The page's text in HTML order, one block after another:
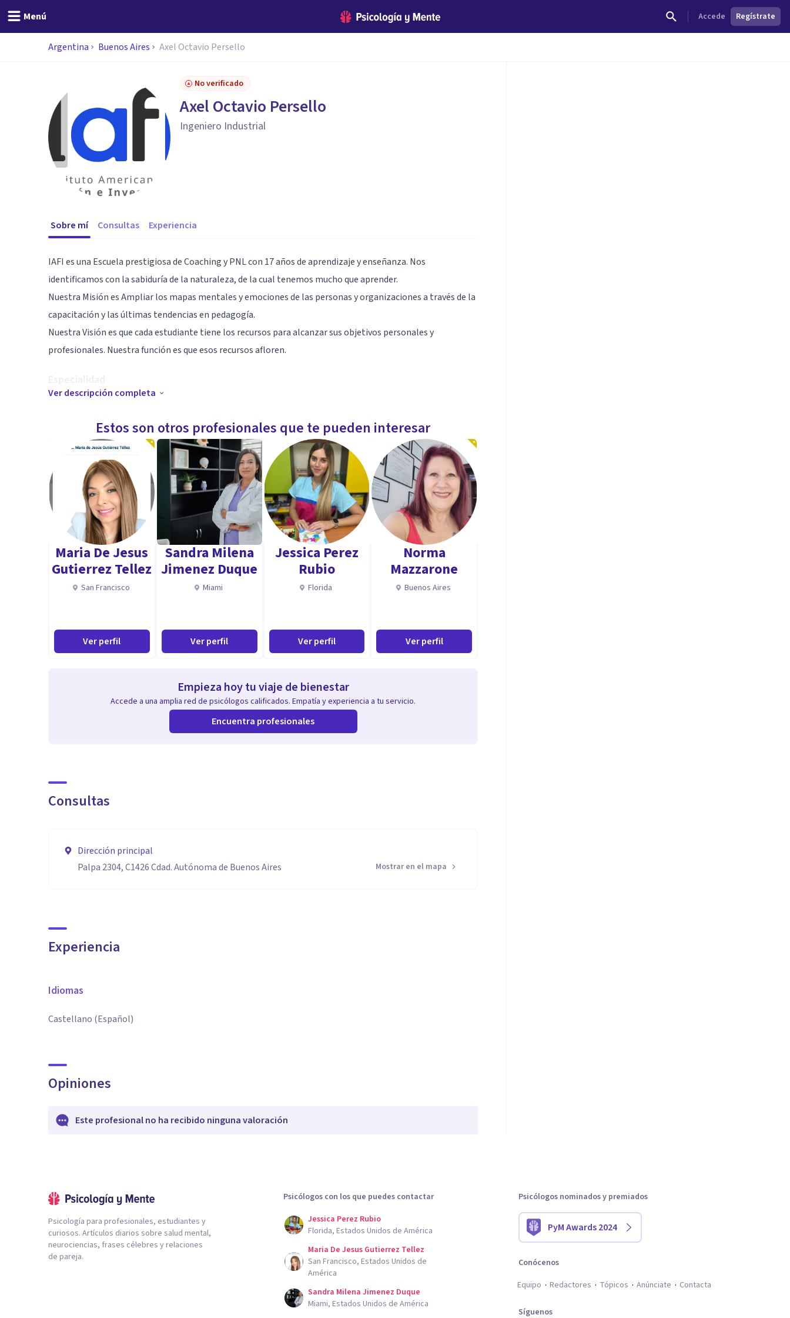
Menú Accede Regístrate
Argentina Buenos Aires Axel Octavio Persello
No verificado
Axel Octavio Persello
Ingeniero Industrial
Sobre mí Consultas Experiencia
IAFI es una Escuela prestigiosa de Coaching y PNL con 17 años de aprendizaje y enseñanza. Nos
identificamos con la sabiduría de la naturaleza, de la cual tenemos mucho que aprender.
Nuestra Misión es Ampliar los mapas mentales y emociones de las personas y organizaciones a través de la
capacitación y las últimas tendencias en pedagogía.
Nuestra Visión es que cada estudiante tiene los recursos para alcanzar sus objetivos personales y
profesionales. Nuestra función es que esos recursos afloren.
Especialidad
Coaching de Vida, Coaching Ontológico, Programación Neurolingüística e Hipnosis Ericksoniana y Clásica.
Certificación de Ia International Coaching Federation (ICF) en Coaching
Certificación de la International Association for NLP (IANLP) en todos los niveles de PNL
Pedagogía de Vanguardia
Especialistas en Enseñanza
Supervisión de cada Estudiante
Ver descripción completa
Estos son otros profesionales que te pueden interesar
Maria De Jesus
Gutierrez Tellez
San Francisco
Ver perfil
Sandra Milena
Jimenez Duque
Miami
Ver perfil
Jessica Perez
Rubio
Florida
Ver perfil
Norma
Mazzarone
Buenos Aires
Ver perfil
Empieza hoy tu viaje de bienestar
Accede a una amplia red de psicólogos calificados. Empatía y experiencia a tu servicio.
Encuentra profesionales
Consultas
Dirección principal
Palpa 2304, C1426 Cdad. Autónoma de Buenos Aires
Mostrar en el mapa
Experiencia
Idiomas
Castellano (Español)
Opiniones
Este profesional no ha recibido ninguna valoración
Psicología para profesionales, estudiantes y
curiosos. Artículos diarios sobre salud mental,
neurociencias, frases célebres y relaciones
de pareja.
Psicólogos con los que puedes contactar
Jessica Perez Rubio
Florida, Estados Unidos de América
Maria De Jesus Gutierrez Tellez
San Francisco, Estados Unidos de
América
Sandra Milena Jimenez Duque
Miami, Estados Unidos de América
Psicólogos nominados y premiados
PyM Awards 2024
Conócenos
Equipo
Redactores Tópicos Anúnciate Contacta
Síguenos